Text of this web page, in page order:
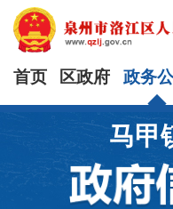
首页 区政府 政务
马甲